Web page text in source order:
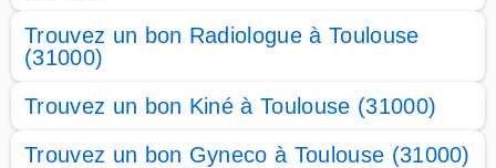
Trouvez un bon Radiologue à Toulouse
(31000)
Trouvez un bon Kiné à Toulouse (31000)
Trouvez un bon Gyneco à Toulouse (31000)